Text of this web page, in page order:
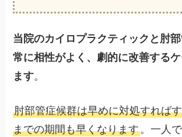
当院のカイロプラクティックと肘
常に相性がよく、劇的に改善する
ます。
肘部管症候群は早めに対処すれば
までの期間も早くなります。一人